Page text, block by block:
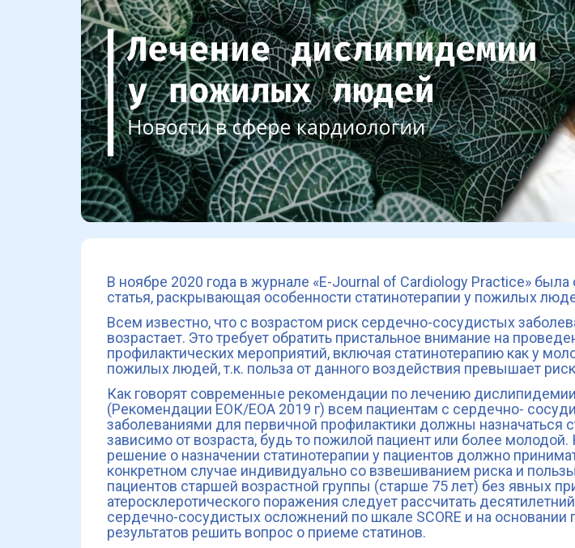
В ноябре 2020 года в журнале «E-Journal of Cardiology Practice» была
статья, раскрывающая особенности статинотерапии у пожилых
Всем известно, что с возрастом риск сердечно-сосудистых
возрастает. Это требует обратить пристальное внимание на
профилактических мероприятий, включая статинотерапию как у
пожилых людей, т.к. польза от данного воздействия превышает
Как говорят современные рекомендации по лечению дислипидемии
(Рекомендации ЕОК/ЕОА 2019 г) всем пациентам с сердечно-
заболеваниями для первичной профилактики должны назначаться
зависимо от возраста, будь то пожилой пациент или более молодой.
решение о назначении статинотерапии у пациентов должно
конкретном случае индивидуально со взвешиванием риска и
пациентов старшей возрастной группы (старше 75 лет) без явных
атеросклеротического поражения следует рассчитать
сердечно-сосудистых осложнений по шкале SCORE и на основании
результатов решить вопрос о приеме статинов.